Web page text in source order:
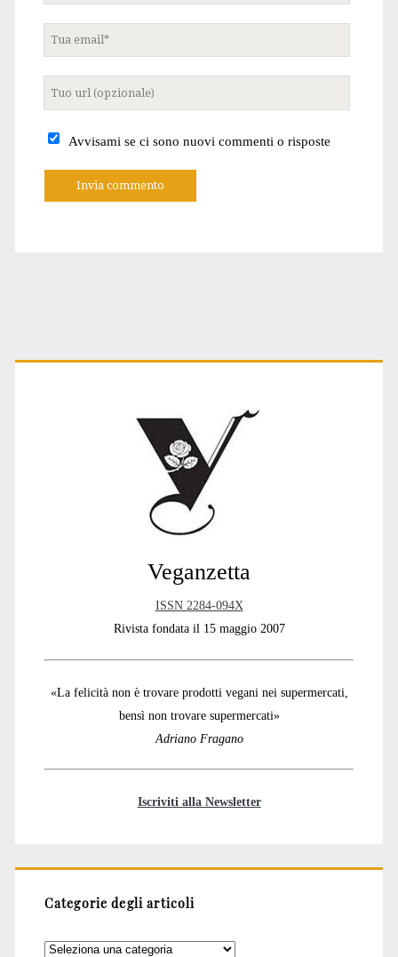
email
sito
Avvisami se ci sono nuovi commenti o risposte
i
Primary
Veganzetta
ISSN 2284-094X
Rivista fondata il 15 maggio 2007
«La felicità non è trovare prodotti vegani nei supermercati,
bensì non trovare supermercati»
Adriano Fragano
Iscriviti alla Newsletter
Categorie degli articoli
Categorie